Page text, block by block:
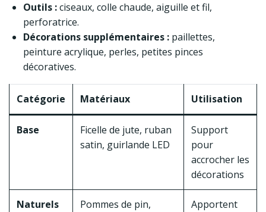
Outils :ciseaux, colle chaude, aiguille et fil,
perforatrice.
Décorations supplémentaires : paillettes,
peinture acrylique, perles, petites pinces
décoratives.
Catégorie Matériaux Utilisation
Base
Ficelle de jute, ruban
satin, guirlande LED
Support
pour
accrocher les
décorations
Naturels
Pommes de pin,
Apportent